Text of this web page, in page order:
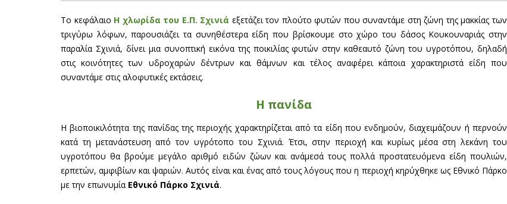
Το κεφάλαιο Η χλωρίδα του Ε.Π. Σχινιά εξετάζει τον πλούτο φυτών που συναντάμε στη ζώνη της μακκίας των
τριγύρω λόφων, παρουσιάζει τα συνηθέστερα είδη που βρίσκουμε στο χώρο του δάσος Κουκουναριάς στην
παραλία Σχινιά, δίνει μια συνοπτική εικόνα της ποικιλίας φυτών στην καθεαυτό ζώνη του υγροτόπου, δηλαδή
στις κοινότητες των υδροχαρών δέντρων και θάμνων και τέλος αναφέρει κάποια χαρακτηριστά είδη που
συναντάμε στις αλοφυτικές εκτάσεις.
Η πανίδα
Η βιοποικιλότητα της πανίδας της περιοχής χαρακτηρίζεται από τα είδη που ενδημούν, διαχειμάζουν ή περνούν
κατά τη μετανάστευση από τον υγρότοπο του Σχινιά. Έτσι, στην περιοχή και κυρίως μέσα στη λεκάνη του
υγροτόπου θα βρούμε μεγάλο αριθμό ειδών ζώων και ανάμεσά τους πολλά προστατευόμενα είδη πουλιών,
ερπετών, αμφιβίων και ψαριών. Αυτός είναι και ένας από τους λόγους που η περιοχή κηρύχθηκε ως Εθνικό Πάρκο
με την επωνυμία Εθνικό Πάρκο Σχινιά.